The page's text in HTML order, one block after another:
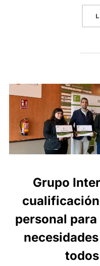
Grupo
personal